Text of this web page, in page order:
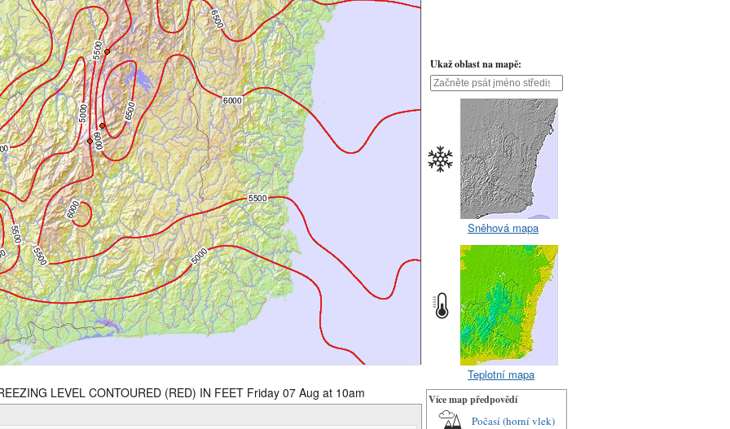
LEVEL CONTOURED (RED) IN FEET Friday 07 Aug at 10am
Ukaž oblast na mapě:
Sněhová mapa
Teplotní mapa
Více map předpovědí
Počasí (horní vlek)